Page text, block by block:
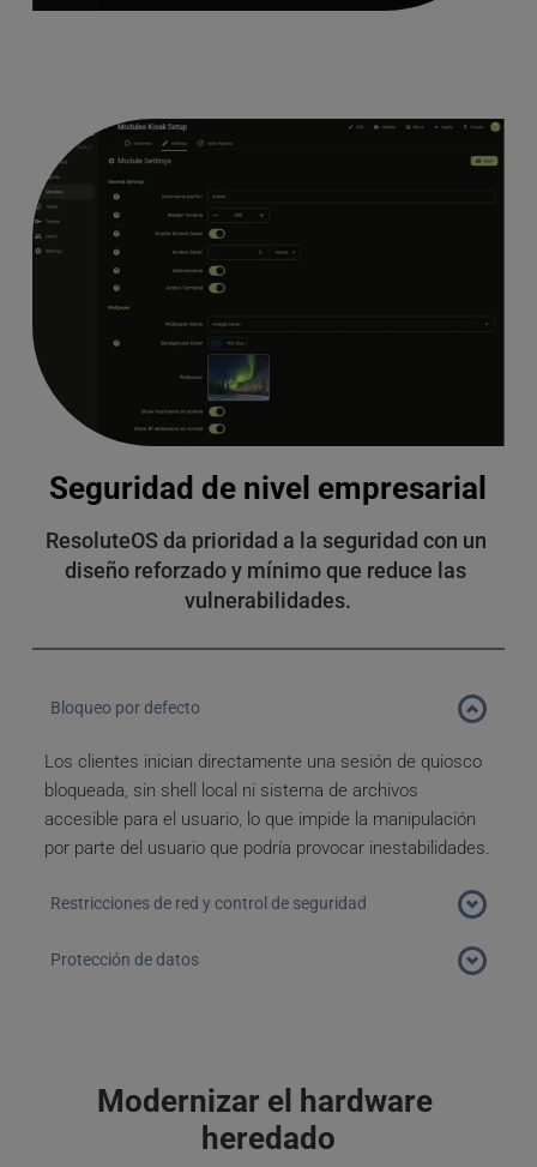
Seguridad de nivel empresarial
ResoluteOS da prioridad a la seguridad con un
diseño reforzado y mínimo que reduce las
vulnerabilidades.
Bloqueo por defecto
Los clientes inician directamente una sesión de quiosco
bloqueada, sin shell local ni sistema de archivos
accesible para el usuario, lo que impide la manipulación
por parte del usuario que podría provocar inestabilidades.
Restricciones de red y control de seguridad
La gestión sólo para administradores evita cambios
Protección de datos
de robo de datos.  Además, toda la comunicación
con OVD Enterprise está encriptada en tránsito
utilizando los principales protocolos estándar de la
Modernizar el hardware
heredado